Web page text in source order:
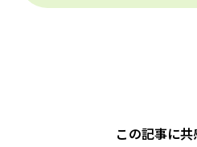
この記事に共